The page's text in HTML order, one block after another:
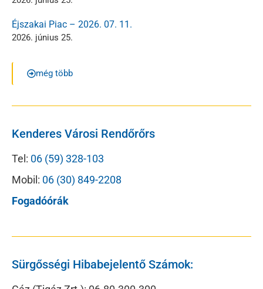
Éjszakai Piac – 2026. 07. 11.
2026. június 25.
még több
Kenderes Városi Rendőrőrs
Tel: 06 (59) 328-103
Mobil: 06 (30) 849-2208
Fogadóórák
Sürgősségi Hibabejelentő Számok: